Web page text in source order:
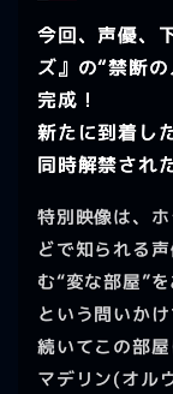
今回、声優、
ズ』の“禁断
完成！
新たに到着し
同時解禁され
特別映像は、
どで知られる
む“変な部屋”
という問いかけ
続いてこの部
マデリン(オル